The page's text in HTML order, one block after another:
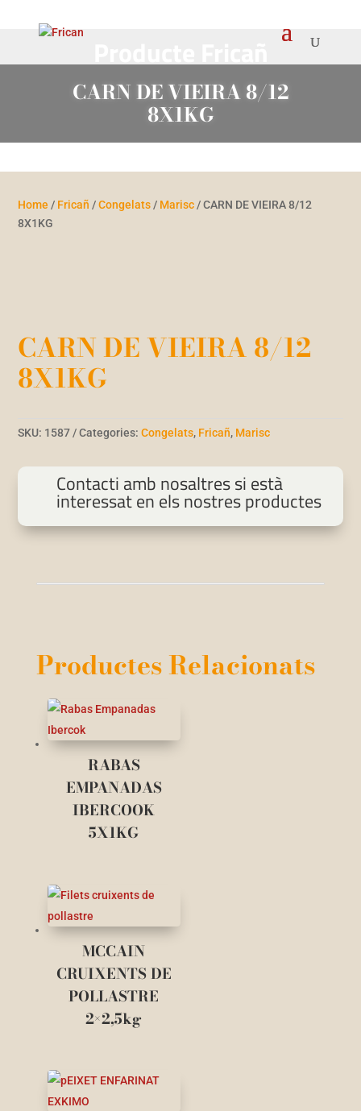
CARN DE VIEIRA 8/12
8X1KG
Home / Fricañ /Congelats / Marisc / CARN DE VIEIRA 8/12
8X1KG
CARN DE VIEIRA 8/12
8X1KG
SKU: 1587 Categories:Congelats, Fricañ, Marisc
Contacti amb nosaltres si està
interessat en els nostres productes
Productes Relacionats
RABAS
EMPANADAS
IBERCOOK
5X1KG
MCCAIN
CRUIXENTS DE
POLLASTRE
2×2,5kg